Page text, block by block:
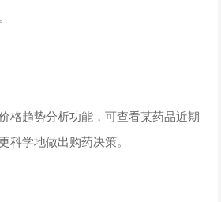
格趋势分析功能，可查看某药品近期
科学地做出购药决策。